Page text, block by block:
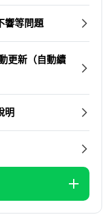
響等問題
更新（自動續
明